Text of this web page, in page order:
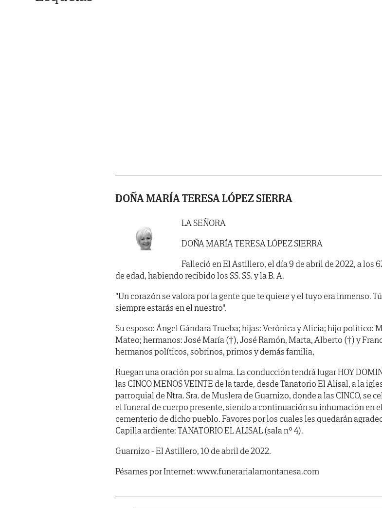
DOÑA MARÍA TERESA LÓPEZ SIERRA
LA SEÑORA
DOÑA MARÍA TERESA LÓPEZ SIERRA
Falleció en El Astillero, el día 9 de abril de 2022, a los
de edad, habiendo recibido los SS. SS. y la B. A.
"Un corazón se valora por la gente que te quiere y el tuyo era inmenso. Tú
siempre estarás en el nuestro".
Su esposo: Ángel Gándara Trueba; hijas: Verónica y Alicia; hijo político:
Mateo; hermanos: José María (†), José Ramón, Marta, Alberto (†) y
hermanos políticos, sobrinos, primos y demás familia,
Ruegan una oración por su alma. La conducción tendrá lugar HOY
las CINCO MENOS VEINTE de la tarde, desde Tanatorio El Alisal, a la
parroquial de Ntra. Sra. de Muslera de Guarnizo, donde a las CINCO, se
el funeral de cuerpo presente, siendo a continuación su inhumación en el
cementerio de dicho pueblo. Favores por los cuales les quedarán
Capilla ardiente: TANATORIO EL ALISAL (sala nº 4).
Guarnizo - El Astillero, 10 de abril de 2022.
Pésames por Internet: www.funerarialamontanesa.com